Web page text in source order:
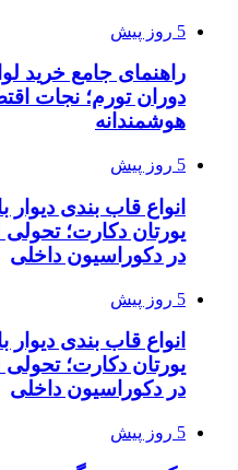
5 روز پیش
راهنمای جامع خرید
دوران تورم؛ نجات
هوشمندانه
5 روز پیش
انواع قاب بندی
یورتان دکارت؛
در دکوراسیون داخلی
5 روز پیش
انواع قاب بندی
یورتان دکارت؛
در دکوراسیون داخلی
5 روز پیش